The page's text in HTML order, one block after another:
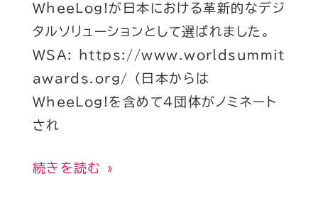
WheeLog!が日本における革新的なデジ
タルソリューションとして選ばれました。
WSA: https://www.worldsummit
awards.org/ （日本からは
WheeLog!を含めて4団体がノミネート
され
ま
し
た
続きを読む »